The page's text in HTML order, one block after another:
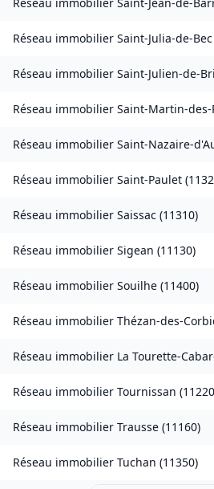
Réseau immobilier Saint-Jean-de-
Réseau immobilier Saint-Julia-de-Bec
Réseau immobilier Saint-Julien-de-
Réseau immobilier Saint-Martin-des-
Réseau immobilier Saint-Nazaire-
Réseau immobilier Saint-Paulet (
Réseau immobilier Saissac (11310)
Réseau immobilier Sigean (11130)
Réseau immobilier Souilhe (11400)
Réseau immobilier Thézan-des-
Réseau immobilier La Tourette-
Réseau immobilier Tournissan (11220
Réseau immobilier Trausse (11160)
Réseau immobilier Tuchan (11350)